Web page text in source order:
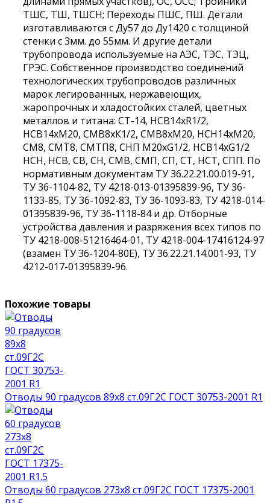
ТШС, ТШ, ТШСН; Переходы ПШС, ПШ. Детали
изготавливаются с Ду57 до Ду1420 с толщиной
стенки с 3мм. до 55мм. И другие детали
трубопровода используемые на АЭС, ТЭС, ТЭЦ,
ГРЭС. Собственное производство соединений
технологических трубопроводов различных
марок легированных, нержавеющих,
жаропрочных и хладостойких сталей, цветных
металлов и титана: СТ-14, НСВ14хR1/2,
НСВ14хМ20, СМВ8хК1/2, СМВ8хМ20, НСН14хМ20,
СМ8, СМТ8, СМТП8, СНП М20хG1/2, НСВ14хG1/2
НСН, НСВ, СВ, СН, СМВ, СМП, СП, СТ, НСТ, СПП. По
нормативным документам ТУ 36.22.21.00.019-91,
ТУ 36-1104-82, ТУ 4218-013-01395839-96, ТУ 36-
1133-85, ТУ 36-1092-83, ТУ 36-1093-83, ТУ 4218-014-
01395839-96, ТУ 36-1118-84 и др. Отборные
устройства давления и разряжения всех типов по
ТУ 4218-008-51216464-01, ТУ 4218-004-17416124-97
(взамен ТУ 36-1204-80Е), ТУ 36.22.21.14.001-93, ТУ
4212-017-01395839-96.
Похожие товары
Отводы 90 градусов 89х8 ст.09Г2С ГОСТ 30753-2001 R1
Отводы 60 градусов 273х8 ст.09Г2С ГОСТ 17375-2001